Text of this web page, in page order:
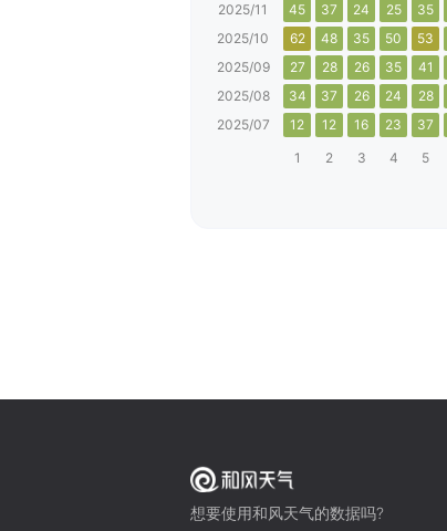
2025/11
45 37 24 25 35
2025/10
62 48 35 50 53
2025/09
27 28 26 35 41
2025/08
34 37 26 24 28
2025/07
12 12 16 23 37
1
2 3 4 5
想要使用和风天气的数据吗?